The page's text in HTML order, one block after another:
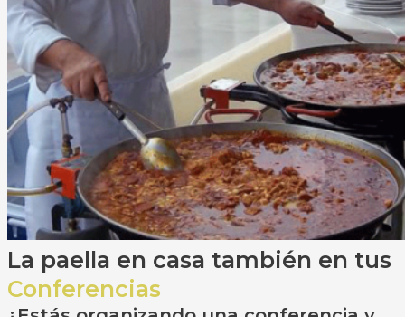
La paella en casa también en tus
Conferencias